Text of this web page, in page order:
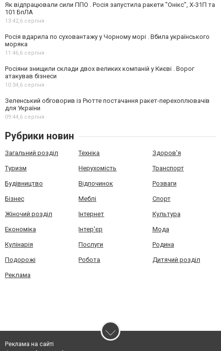
Як відпрацювали сили ППО . Росія запустила ракети "Онікс", Х-31П та
101 БпЛА
13:42,6 серпня
Росія вдарила по суховантажу у Чорному морі . Вбила українського
моряка
11:46,6 серпня
Росіяни знищили склади двох великих компаній у Києві . Ворог
атакував бізнеси
10:34,6 серпня
Зеленський обговорив із Рютте постачання ракет-перехоплювачів
для України
09:44,6 серпня
Рубрики новин
Загальний розділ Техніка Здоров'я
Туризм Нерухомість Транспорт
Будівництво Відпочинок Розваги
Бізнес Меблі Спорт
Жіночий розділ Інтернет Культура
Економіка Інтер'єр Мода
Кулінарія Послуги Родина
Подорожі Робота Дитячий розділ
Реклама
Реклама на сайті